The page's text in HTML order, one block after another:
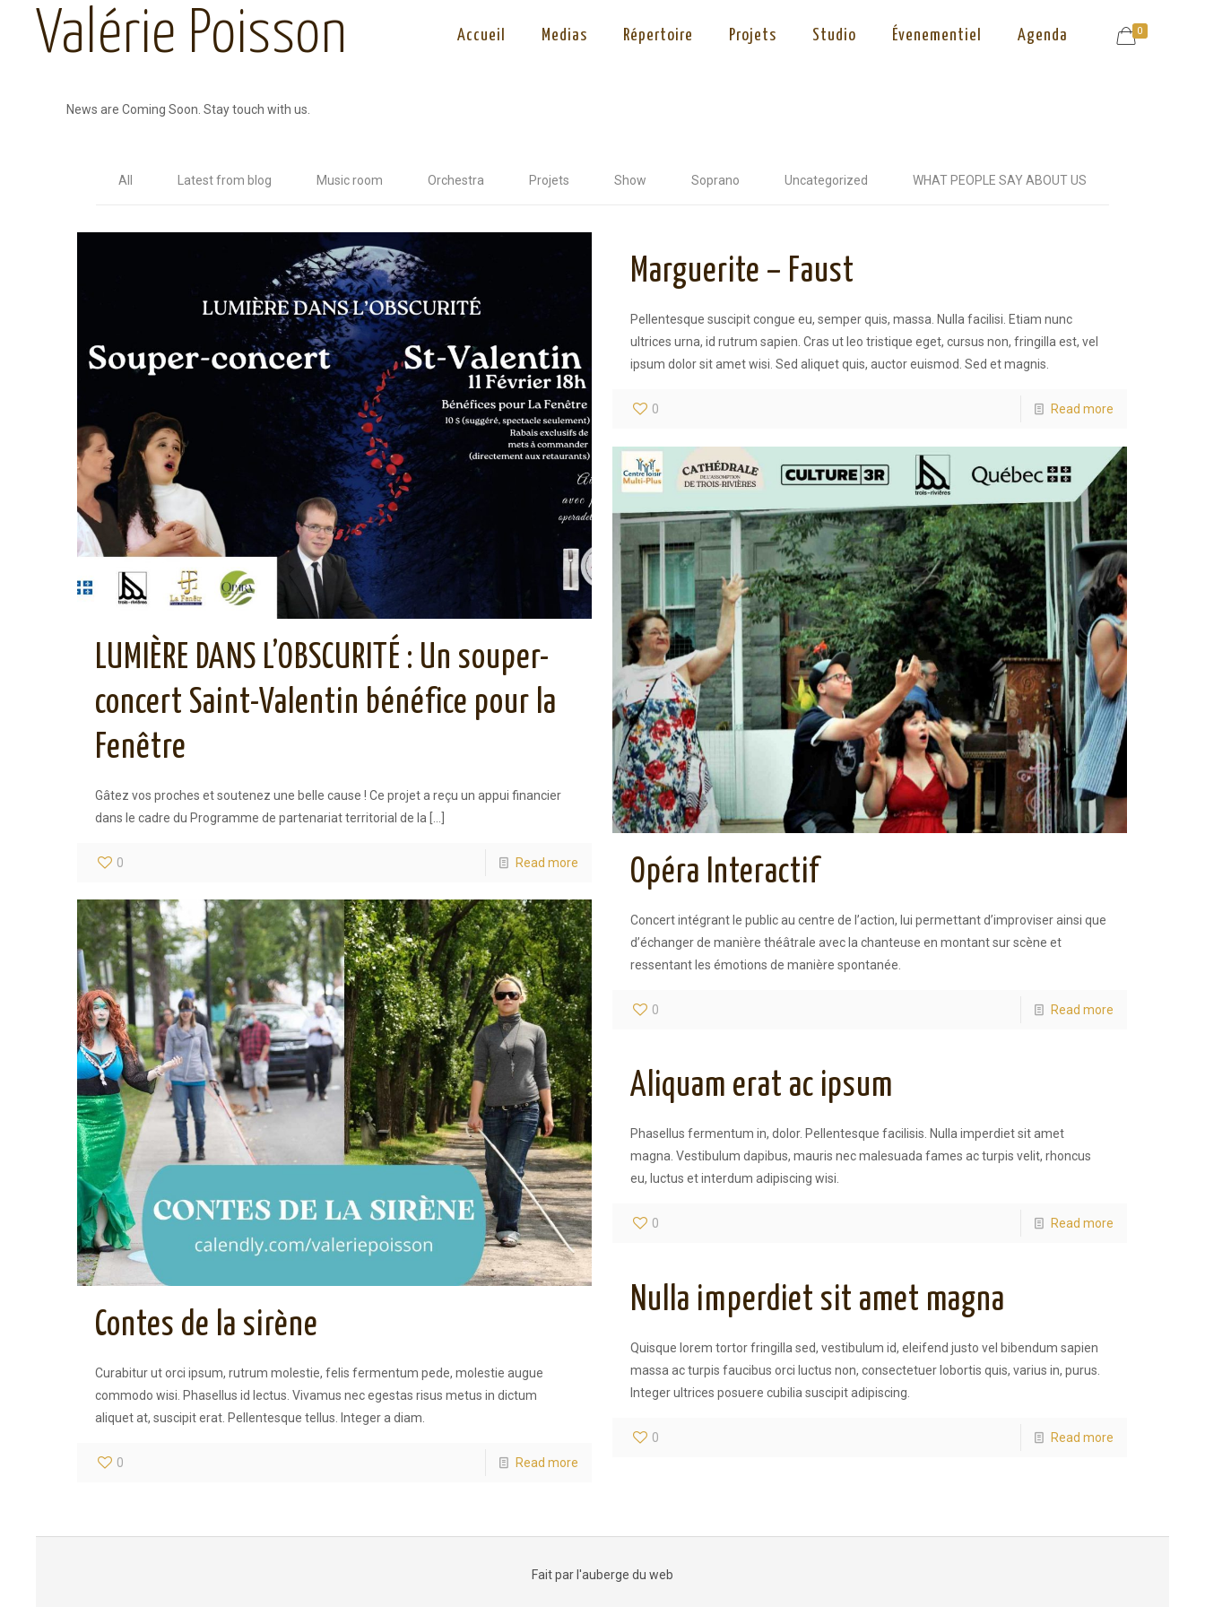
Valérie Poisson Accueil Medias Répertoire Projets Studio Évenementiel Agenda 0
News are Coming Soon. Stay touch with us.
All Latest from blog Music room Orchestra Projets Show Soprano Uncategorized WHAT PEOPLE SAY ABOUT US
LUMIÈRE DANS L’OBSCURITÉ : Un souper-
concert Saint-Valentin bénéfice pour la
Fenêtre
Gâtez vos proches et soutenez une belle cause ! Ce projet a reçu un appui financier
dans le cadre du Programme de partenariat territorial de la
0 Read more
Marguerite – Faust
Pellentesque suscipit congue eu, semper quis, massa. Nulla facilisi. Etiam nunc
ultrices urna, id rutrum sapien. Cras ut leo tristique eget, cursus non, fringilla est, vel
ipsum dolor sit amet wisi. Sed aliquet quis, auctor euismod. Sed et magnis.
0 Read more
Opéra Interactif
Concert intégrant le public au centre de l’action, lui permettant d’improviser ainsi que
d’échanger de manière théâtrale avec la chanteuse en montant sur scène et
ressentant les émotions de manière spontanée.
0 Read more
Contes de la sirène
Curabitur ut orci ipsum, rutrum molestie, felis fermentum pede, molestie augue
commodo wisi. Phasellus id lectus. Vivamus nec egestas risus metus in dictum
aliquet at, suscipit erat. Pellentesque tellus. Integer a diam.
0 Read more
Aliquam erat ac ipsum
Phasellus fermentum in, dolor. Pellentesque facilisis. Nulla imperdiet sit amet
magna. Vestibulum dapibus, mauris nec malesuada fames ac turpis velit, rhoncus
eu, luctus et interdum adipiscing wisi.
0 Read more
Nulla imperdiet sit amet magna
Quisque lorem tortor fringilla sed, vestibulum id, eleifend justo vel bibendum sapien
massa ac turpis faucibus orci luctus non, consectetuer lobortis quis, varius in, purus.
Integer ultrices posuere cubilia suscipit adipiscing.
0 Read more
Fait par l'auberge du web